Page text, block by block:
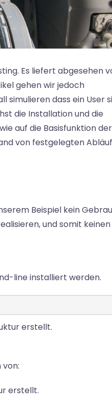
Es liefert abgesehen
gehen wir jedoch
simulieren dass ein User
die Installation und die
auf die Basisfunktion der
von festgelegten
Beispiel kein
und somit keinen
line installiert werden.
erstellt.
erstellt.